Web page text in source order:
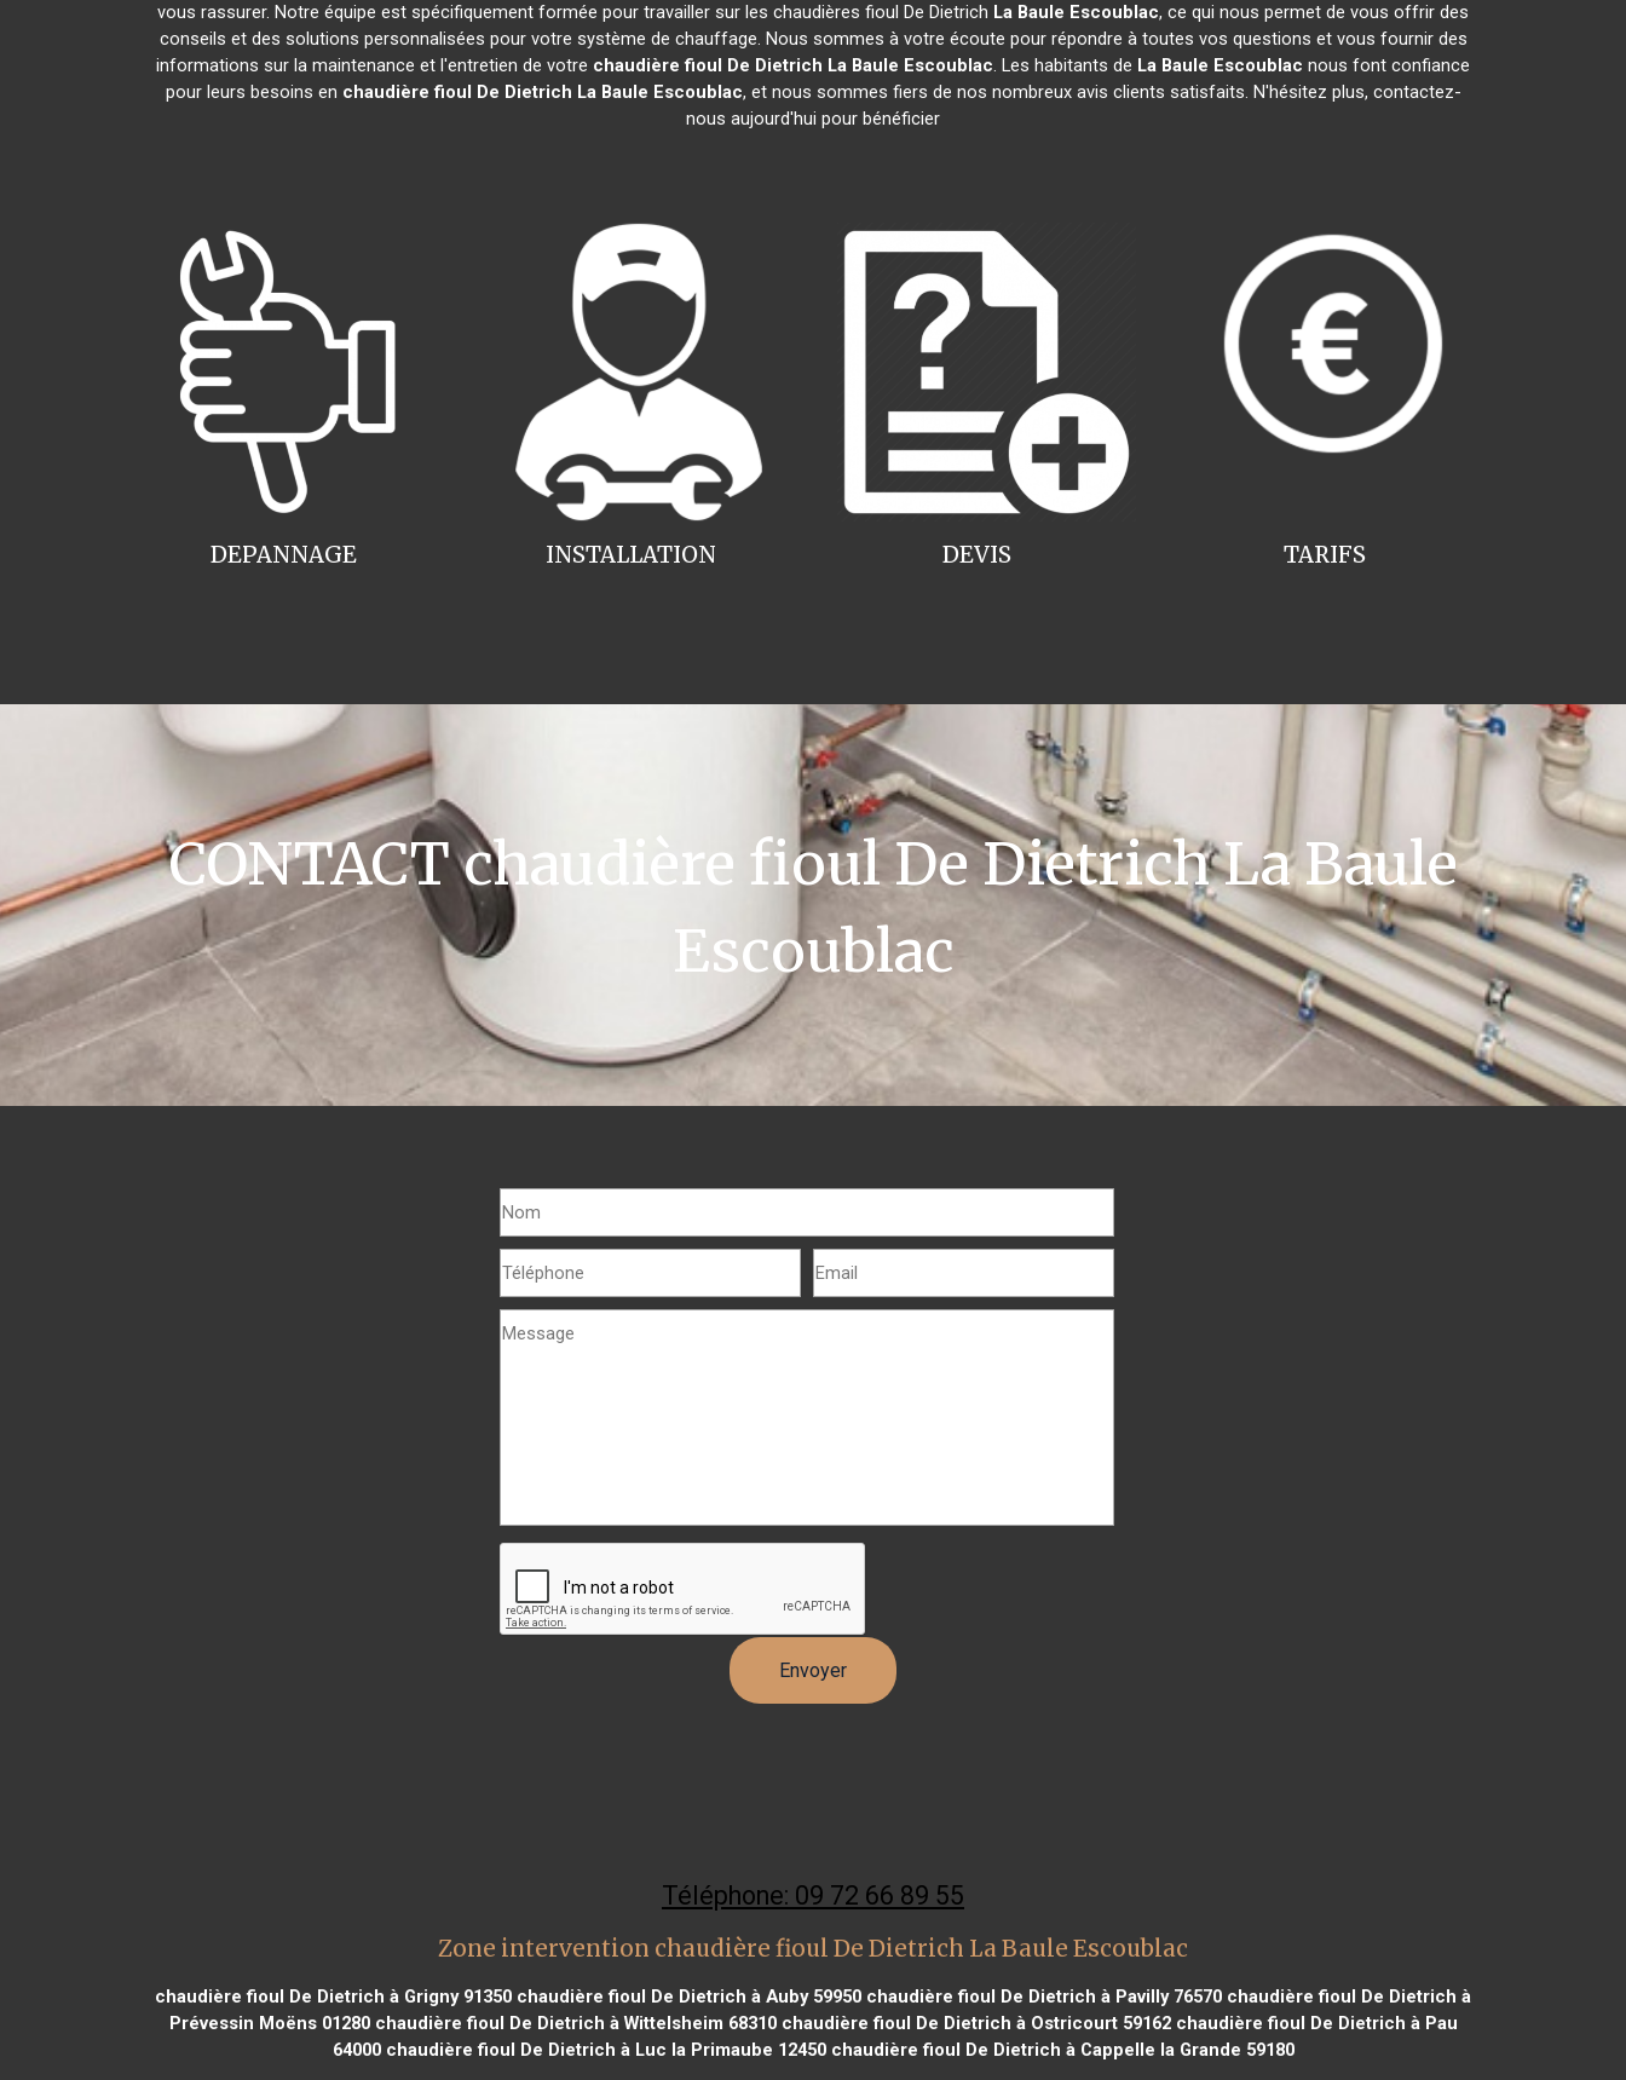
vous rassurer. Notre équipe est spécifiquement formée pour travailler sur les chaudières fioul De Dietrich La Baule Escoublac, ce qui nous permet de vous offrir des
conseils et des solutions personnalisées pour votre système de chauffage. Nous sommes à votre écoute pour répondre à toutes vos questions et vous fournir des
informations sur la maintenance et l'entretien de votre chaudière fioul De Dietrich La Baule Escoublac. Les habitants de La Baule Escoublac nous font confiance
pour leurs besoins en chaudière fioul De Dietrich La Baule Escoublac, et nous sommes fiers de nos nombreux avis clients satisfaits. N'hésitez plus, contactez-
nous aujourd'hui pour bénéficier
INSTALLATION
DEPANNAGE TARIFS
DEVIS
CONTACT chaudière fioul De Dietrich La Baule
Escoublac
Téléphone: 09 72 66 89 55
Zone intervention chaudière fioul De Dietrich La Baule Escoublac
chaudière fioul De Dietrich à Grigny 91350 chaudière fioul De Dietrich à Auby 59950 chaudière fioul De Dietrich à Pavilly 76570 chaudière fioul De Dietrich à
Prévessin Moëns 01280chaudière fioul De Dietrich à Wittelsheim 68310chaudière fioul De Dietrich à Ostricourt 59162chaudière fioul De Dietrich à Pau
64000chaudière fioul De Dietrich à Luc la Primaube 12450chaudière fioul De Dietrich à Cappelle la Grande 59180